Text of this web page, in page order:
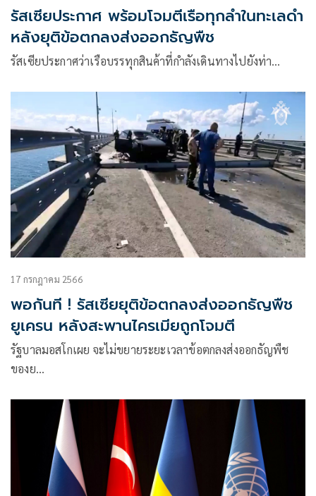
รัสเซียประกาศ พร้อมโจมตีเรือทุกลำในทะเลดำ
หลังยุติข้อตกลงส่งออกธัญพืช
รัสเซียประกาศว่าเรือบรรทุกสินค้าที่กำลังเดินทางไปยังท่า…
17 กรกฎาคม 2566
พอกันที ! รัสเซียยุติข้อตกลงส่งออกธัญพืช
ยูเครน หลังสะพานไครเมียถูกโจมตี
รัฐบาลมอสโกเผย จะไม่ขยายระยะเวลาข้อตกลงส่งออกธัญพืช
ของย…